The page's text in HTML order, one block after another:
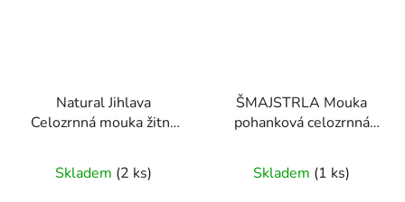
Natural Jihlava
Celozrnná mouka žitná
Skladem (2 ks)
ŠMAJSTRLA Mouka
pohanková celozrnná
Skladem (1 ks)